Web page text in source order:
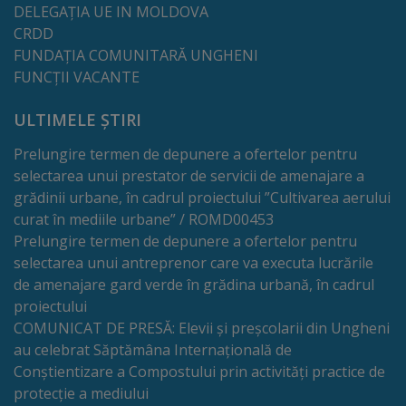
foto
Administrație
Primărie
Primar
Viceprimari
Organigrama
Aparatul
primăriei
DELEGAȚIA UE IN MOLDOVA
CRDD
FUNDAȚIA COMUNITARĂ UNGHENI
FUNCȚII VACANTE
ULTIMELE ȘTIRI
Prelungire termen de depunere a ofertelor pentru
selectarea unui prestator de servicii de amenajare a
grădinii urbane, în cadrul proiectului ”Cultivarea aerului
curat în mediile urbane” / ROMD00453
Prelungire termen de depunere a ofertelor pentru
selectarea unui antreprenor care va executa lucrările
de amenajare gard verde în grădina urbană, în cadrul
proiectului
COMUNICAT DE PRESĂ: Elevii și preșcolarii din Ungheni
au celebrat Săptămâna Internațională de
Conștientizare a Compostului prin activități practice de
protecție a mediului